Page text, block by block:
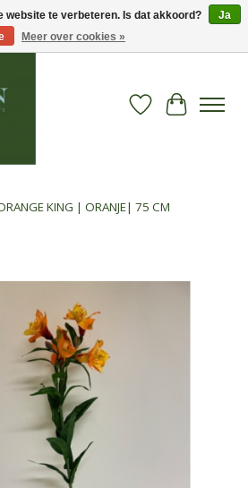
Verlanglijst
KING | ORANJE| 75 CM
website te verbeteren. Is dat akkoord?
Ja
Meer over cookies »